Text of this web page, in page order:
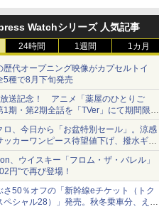
Watchシリーズ 人気記事
24時間 1週間 1カ月
歴代オープニング映像がカプセルトイ
5種で8月下旬発売
送記念！ アニメ「薬屋のひとりご
1期・第2期全話を「TVer」にて期間限定
無料配信開始
ロ、今日から「お盆特別セール」。涼感
ッカーワンピース待望値下げ、撥水ギア
ツは1990円に
、ウイスキー「フロム・ザ・バレル」
円”で再び登場！
さ50％オフの「新幹線eチケット（トク
ペシャル28）」発売。秋冬乗車分、えき